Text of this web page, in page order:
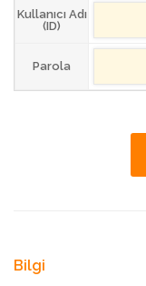
Kullanıcı Adı
(ID)
Parola
Bilgi